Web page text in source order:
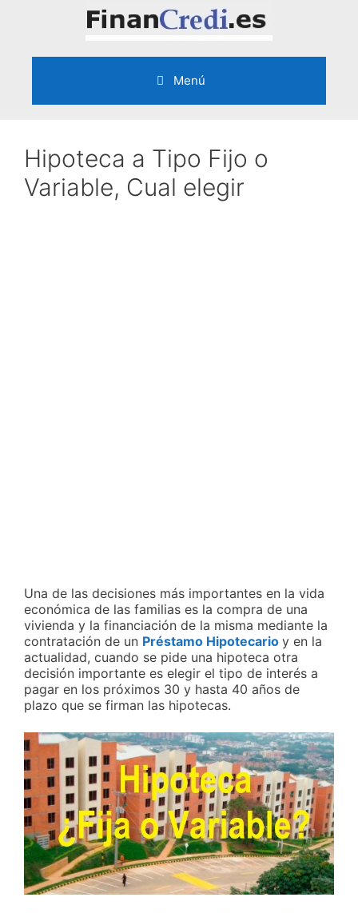
Menú
Hipoteca a Tipo Fijo o
Variable, Cual elegir
Una de las decisiones más importantes en la vida
económica de las familias es la compra de una
vivienda y la financiación de la misma mediante la
contratación de un Préstamo Hipotecario y en la
actualidad, cuando se pide una hipoteca otra
decisión importante es elegir el tipo de interés a
pagar en los próximos 30 y hasta 40 años de
plazo que se firman las hipotecas.